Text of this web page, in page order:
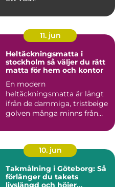
11. jun
Heltäckningsmatta i
stockholm så väljer du rätt
matta för hem och kontor
En modern
heltäckningsmatta är långt
ifrån de dammiga, tristbeige
golven många minns från
10. jun
Takmålning i Göteborg: Så
förlänger du takets
livslängd och höjer